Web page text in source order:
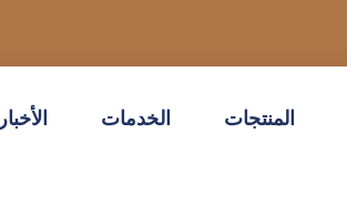
المنتجات الخدمات الأخبار